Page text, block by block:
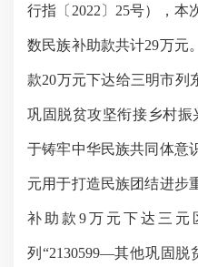
行指〔2022 〕 25号）， 本
数民族补助款共计29万元
款20万元下达给三明市列
巩固脱贫攻坚衔接乡村振
于铸牢中华民族共同体意
元用于打造民族团结进步
补助款 9万元下达三元
列“2130599—其他巩固